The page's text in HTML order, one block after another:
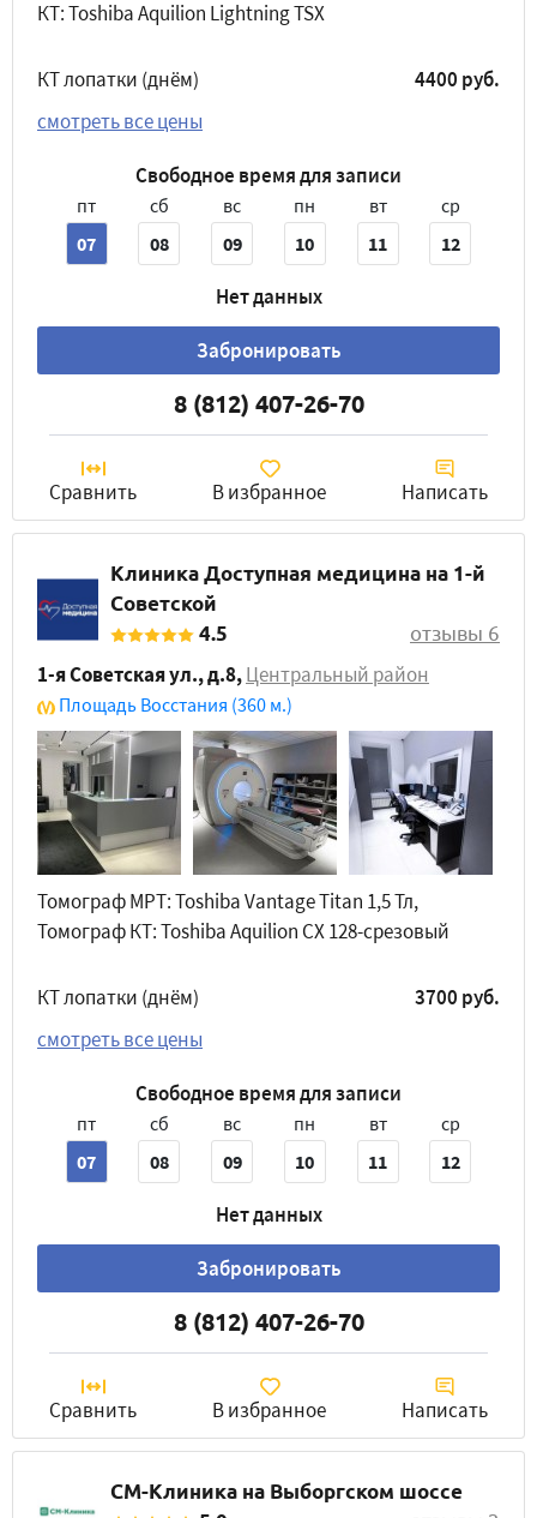
КТ: Toshiba Aquilion Lightning TSX
КТ лопатки (днём)
4400 руб.
смотреть все цены
Свободное время для записи
пт
07
сб
08
вс
09
пн
10
вт
11
ср
12
Нет данных
Забронировать
8 (812) 407-26-70
Сравнить В избранное Написать
Клиника Доступная медицина на 1-й
Советской
4.5
отзывы 6
1-я Советская ул., д.8,Центральный район
Площадь Восстания (360 м.)
Томограф МРТ: Toshiba Vantage Titan 1,5 Тл,
Томограф КТ: Toshiba Aquilion CX 128-срезовый
КТ лопатки (днём)
3700 руб.
смотреть все цены
Свободное время для записи
пт
07
сб
08
вс
09
пн
10
вт
11
ср
12
Нет данных
Забронировать
8 (812) 407-26-70
Сравнить В избранное Написать
СМ-Клиника на Выборгском шоссе